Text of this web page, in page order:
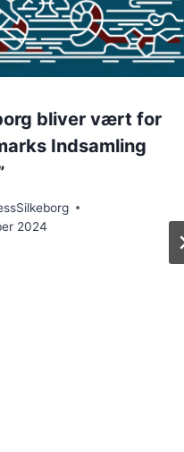
bliver vært for
Indsamling
2024